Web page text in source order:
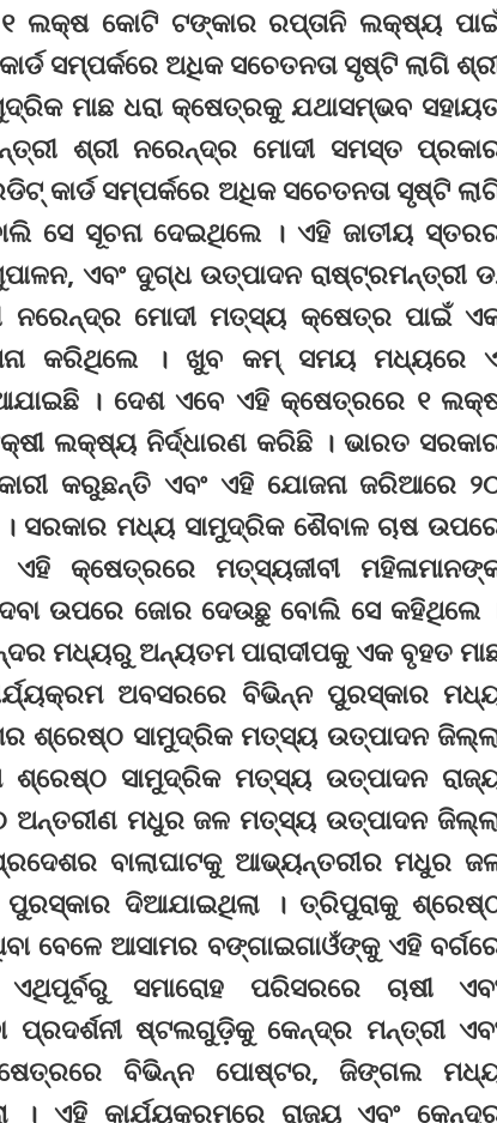
ଲକ୍ଷ କୋଟି ଟଙ୍କାର ରପ୍ତାନି ଲକ୍ଷ୍ୟ
ସମ୍ପର୍କରେ ଅଧିକ ସଚେତନତା ସୃଷ୍ଟି ଲାଗି
ମାଛ ଧରା କ୍ଷେତ୍ରକୁ ଯଥାସମ୍ଭବ
ଶ୍ରୀ ନରେନ୍ଦ୍ର ମୋଦୀ ସମସ୍ତ
କାର୍ଡ ସମ୍ପର୍କରେ ଅଧିକ ସଚେତନତା ସୃଷ୍ଟି
ସୂଚନା ଦେଇଥିଲେ । ଏହି ଜାତୀୟ
ଏବଂ ଦୁଗ୍ଧ ଉତ୍ପାଦନ ରାଷ୍ଟ୍ରମନ୍ତ୍ରୀ
ନରେନ୍ଦ୍ର ମୋଦୀ ମତ୍ସ୍ୟ କ୍ଷେତ୍ର ପାଇଁ
କରିଥିଲେ । ଖୁବ କମ୍ ସମୟ ମଧ୍ୟରେ
। ଦେଶ ଏବେ ଏହି କ୍ଷେତ୍ରରେ ୧
ଲକ୍ଷ୍ୟ ନିର୍ଦ୍ଧାରଣ କରିଛି । ଭାରତ
କରୁଛନ୍ତି ଏବଂ ଏହି ଯୋଜନା ଜରିଆରେ
ସରକାର ମଧ୍ୟ ସାମୁଦ୍ରିକ ଶୈବାଳ ଚାଷ
କ୍ଷେତ୍ରରେ ମତ୍ସ୍ୟଜୀବୀ
ଉପରେ ଜୋର ଦେଉଛୁ ବୋଲି ସେ କହିଥିଲେ
ମଧ୍ୟରୁ ଅନ୍ୟତମ ପାରାଦୀପକୁ ଏକ ବୃହତ
ଅବସରରେ ବିଭିନ୍ନ ପୁରସ୍କାର
ଶ୍ରେଷ୍ଠ ସାମୁଦ୍ରିକ ମତ୍ସ୍ୟ ଉତ୍ପାଦନ
ଶ୍ରେଷ୍ଠ ସାମୁଦ୍ରିକ ମତ୍ସ୍ୟ ଉତ୍ପାଦନ
ଅନ୍ତରୀଣ ମଧୁର ଜଳ ମତ୍ସ୍ୟ ଉତ୍ପାଦନ
ବାଲାଘାଟକୁ ଆଭ୍ୟନ୍ତରୀର ମଧୁର
ଦିଆଯାଇଥିଲା । ତ୍ରିପୁରାକୁ
ବେଳେ ଆସାମର ବଙ୍ଗାଇଗାଓଁଙ୍କୁ ଏହି
ସମାରୋହ ପରିସରରେ ଚାଷୀ
ପ୍ରଦର୍ଶନୀ ଷ୍ଟଲଗୁଡ଼ିକୁ କେନ୍ଦ୍ର ମନ୍ତ୍ରୀ
ବିଭିନ୍ନ ପୋଷ୍ଟର, ଜିଙ୍ଗଲ
। ଏହି କାର୍ଯ୍ୟକ୍ରମରେ ରାଜ୍ୟ ଏବଂ